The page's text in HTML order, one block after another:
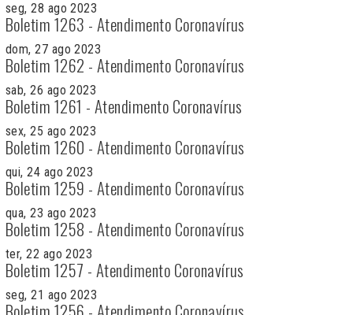
seg, 28 ago 2023
Boletim 1263 - Atendimento Coronavírus
dom, 27 ago 2023
Boletim 1262 - Atendimento Coronavírus
sab, 26 ago 2023
Boletim 1261 - Atendimento Coronavírus
sex, 25 ago 2023
Boletim 1260 - Atendimento Coronavírus
qui, 24 ago 2023
Boletim 1259 - Atendimento Coronavírus
qua, 23 ago 2023
Boletim 1258 - Atendimento Coronavírus
ter, 22 ago 2023
Boletim 1257 - Atendimento Coronavírus
seg, 21 ago 2023